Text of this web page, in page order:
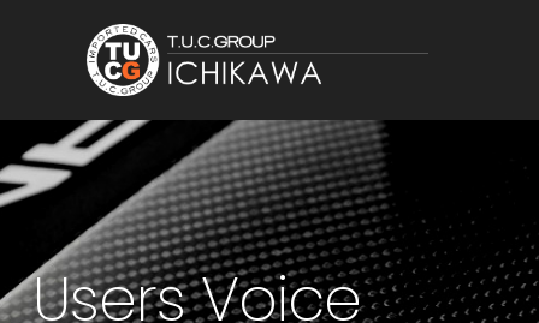
Users Voice